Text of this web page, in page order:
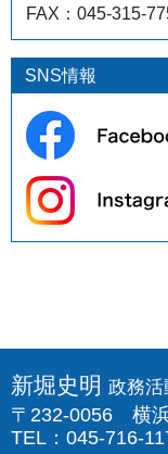
FAX：045-315-
SNS情報
新堀史明 政務
〒232-0056
横
TEL：045-716-